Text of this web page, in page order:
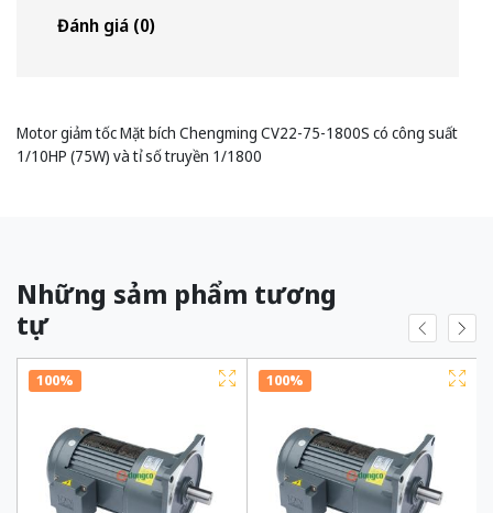
Đánh giá (0)
Motor giảm tốc Mặt bích Chengming CV22-75-1800S có công suất
1/10HP (75W) và tỉ số truyền 1/1800
Những sảm phẩm tương
tự
100% 100%